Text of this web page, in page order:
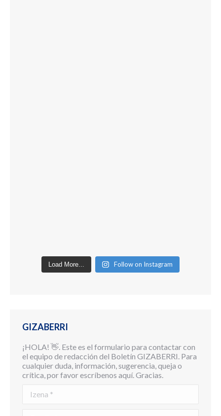
Load More... Follow on Instagram
GIZABERRI
¡HOLA! 👋. Este es el formulario para contactar con
el equipo de redacción del Boletín GIZABERRI. Para
cualquier duda, información, sugerencia, queja o
crítica, por favor escríbenos aquí. Gracias.